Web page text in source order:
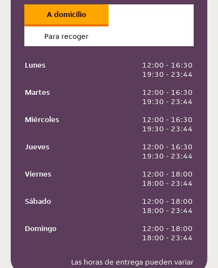
A domicilio
Para recoger
Lunes
12:00 - 16:30
19:30 - 23:44
Martes
12:00 - 16:30
19:30 - 23:44
Miércoles
12:00 - 16:30
19:30 - 23:44
Jueves
12:00 - 16:30
19:30 - 23:44
Viernes
12:00 - 18:00
18:00 - 23:44
Sábado
12:00 - 18:00
18:00 - 23:44
Domingo
12:00 - 18:00
18:00 - 23:44
Las horas de entrega pueden variar